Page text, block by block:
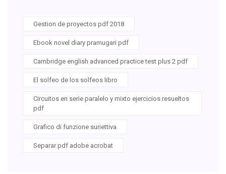
Gestion de proyectos pdf 2018
Ebook novel diary pramugari pdf
Cambridge english advanced practice test plus 2 pdf
El solfeo de los solfeos libro
Circuitos en serie paralelo y mixto ejercicios resueltos
pdf
Grafico di funzione suriettiva
Separar pdf adobe acrobat